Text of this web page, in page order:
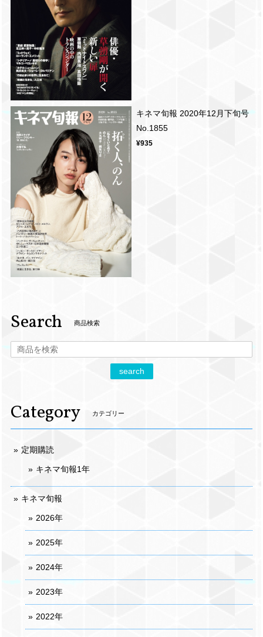
キネマ旬報 2020年12月下旬号
No.1855
¥935
Search 商品検索
search
Category カテゴリー
定期購読
キネマ旬報1年
キネマ旬報
2026年
2025年
2024年
2023年
2022年